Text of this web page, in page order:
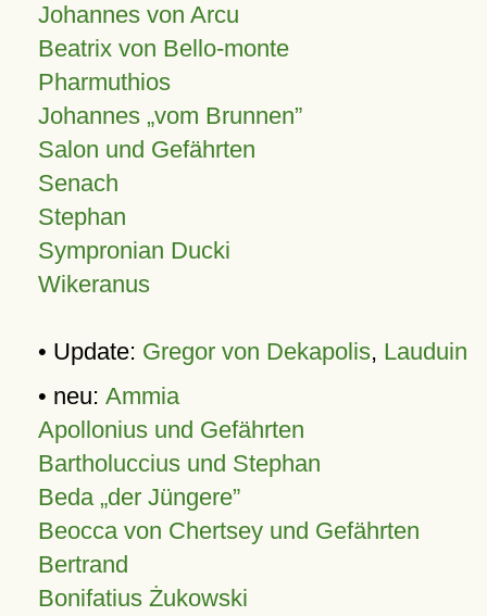
Johannes von Arcu
Beatrix von Bello-monte
Pharmuthios
Johannes vom Brunnen
Salon und Gefährten
Senach
Stephan
Sympronian Ducki
Wikeranus
• Update: Gregor von Dekapolis, Lauduin
• neu: Ammia
Apollonius und Gefährten
Bartholuccius und Stephan
Beda „der Jüngere”
Beocca von Chertsey und Gefährten
Bertrand
Bonifatius Żukowski